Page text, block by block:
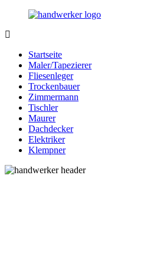
Zurück
Inhalt
Handwerker.de
Ihrer
Nähe
Startseite
Maler/Tapezierer
Fliesenleger
Trockenbauer
Zimmermann
Tischler
Maurer
Dachdecker
Elektriker
Klempner